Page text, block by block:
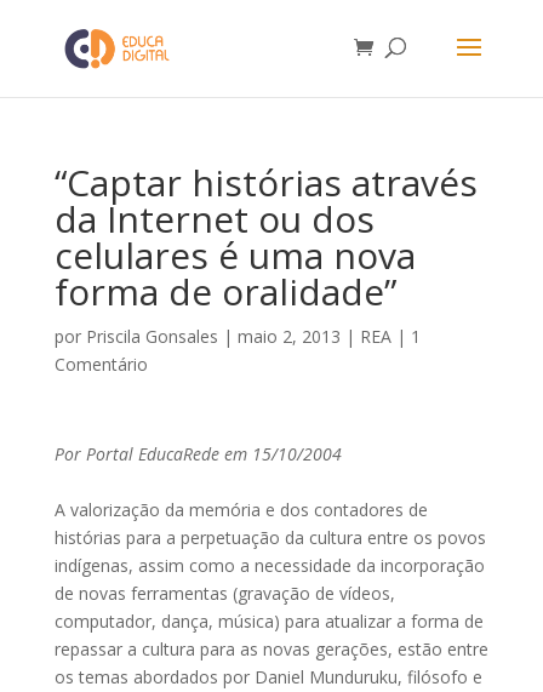
“Captar histórias através
da Internet ou dos
celulares é uma nova
forma de oralidade”
por Priscila Gonsales | maio 2, 2013 | REA| 1
Comentário
Por Portal EducaRede em 15/10/2004
A valorização da memória e dos contadores de
histórias para a perpetuação da cultura entre os povos
indígenas, assim como a necessidade da incorporação
de novas ferramentas (gravação de vídeos,
computador, dança, música) para atualizar a forma de
repassar a cultura para as novas gerações, estão entre
os temas abordados por Daniel Munduruku, filósofo e